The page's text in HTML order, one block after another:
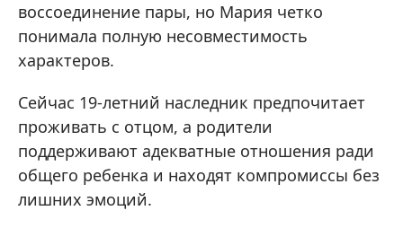
воссоединение пары, но Мария четко
понимала полную несовместимость
характеров.
Сейчас 19-летний наследник предпочитает
проживать с отцом, а родители
поддерживают адекватные отношения ради
общего ребенка и находят компромиссы без
лишних эмоций.